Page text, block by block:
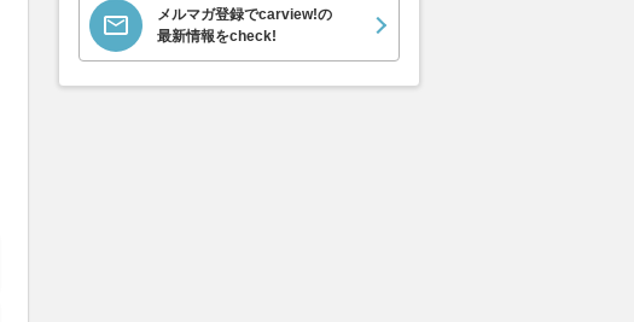
メルマガ登録でcarview!の
最新情報をcheck!